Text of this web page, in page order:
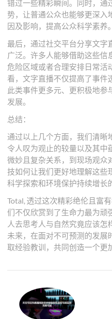
错过一些精彩瞬间。同时，通
势，让普通公众也能够更深入
因及影响，提高公众科学素养。
最后，通过社交平台分享文字
广泛。许多人能够借助这些信
危险区域或者合理安排日常活
看，文字直播不仅提高了事件
此类事件更多元、更积极地参
发展。
总结：
通过以上几个方面，我们清晰
令人叹为观止的较量以及其中
微妙且复杂关系，到现场观众
技如何让我们更好地理解这些
科学探索和环境保护持续增长
Total, 透过这次精彩绝伦且富
们不仅欣赏到了生命力最为顽
人去思考人与自然究竟应该
未来，在面对不可预测的发展
取经验教训，共同创造一个更